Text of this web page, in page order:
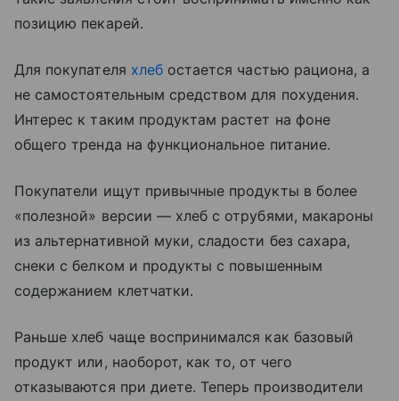
позицию пекарей.
Для покупателя хлебостается частью рациона, а
не самостоятельным средством для похудения.
Интерес к таким продуктам растет на фоне
общего тренда на функциональное питание.
Покупатели ищут привычные продукты в более
«полезной» версии — хлеб с отрубями, макароны
из альтернативной муки, сладости без сахара,
снеки с белком и продукты с повышенным
содержанием клетчатки.
Раньше хлеб чаще воспринимался как базовый
продукт или, наоборот, как то, от чего
отказываются при диете. Теперь производители